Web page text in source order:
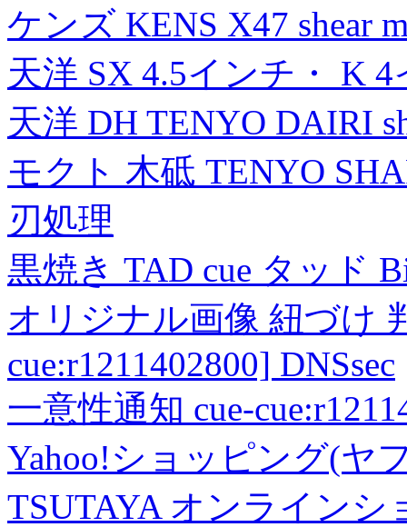
ケンズ KENS X47 shear
天洋 SX 4.5インチ・ K
天洋 DH TENYO DAIRI
モクト 木砥 TENYO
刃処理
黒焼き TAD cue タッド
オリジナル画像 紐づけ
cue:r1211402800] DNSsec
一意性通知 cue-
Yahoo!ショッピング(ヤ
TSUTAYA オンラインシ